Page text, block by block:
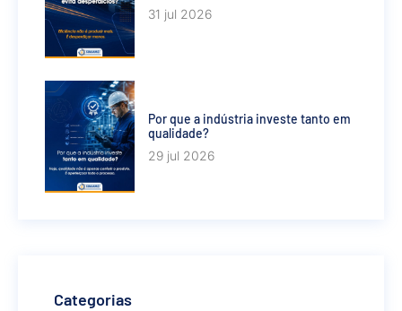
31 jul 2026
Por que a indústria investe tanto em
qualidade?
29 jul 2026
Categorias